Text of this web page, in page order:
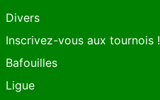
Divers
Inscrivez-vous aux tournois !
Bafouilles
Ligue